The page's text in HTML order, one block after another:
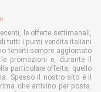
le offerte settimanali,
tutti i punti vendita italiani
tenerti sempre aggiornato
promozioni e, durante il
particolare offerta, quello
Spesso il nostro sito è il
che arrivino per posta.